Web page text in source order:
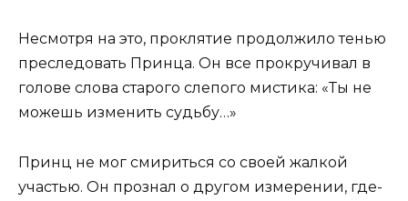
Несмотря на это, проклятие продолжило тенью
преследовать Принца. Он все прокручивал в
голове слова старого слепого мистика: «Ты не
можешь изменить судьбу…»
Принц не мог смириться со своей жалкой
участью. Он прознал о другом измерении, где-